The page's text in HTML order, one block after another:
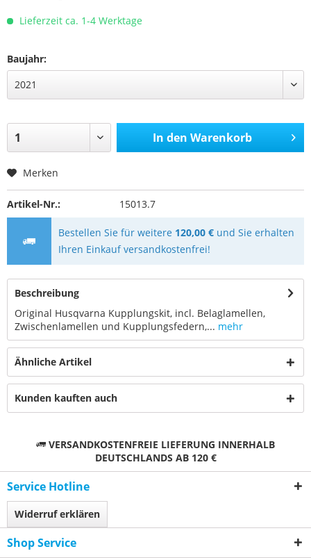
Lieferzeit ca. 1-4 Werktage
Baujahr:
In den Warenkorb
Merken
Artikel-Nr.: 15013.7
Bestellen Sie für weitere 120,00 € und Sie erhalten
Ihren Einkauf versandkostenfrei!
Beschreibung
Original Husqvarna Kupplungskit, incl. Belaglamellen,
Zwischenlamellen und Kupplungsfedern,... mehr
Ähnliche Artikel
Kunden kauften auch
VERSANDKOSTENFREIE LIEFERUNG INNERHALB
DEUTSCHLANDS AB 120 €
Service Hotline
Widerruf erklären
Shop Service